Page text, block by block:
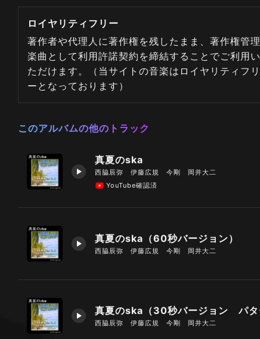
ロイヤリティフリー
著作者や代理人に著作権を残したまま、著作権管理
楽曲として利用許諾契約を締結することでご利用い
ただけます。（当サイトの音楽はロイヤリティフリ
ーとなっております）
このアルバムの他のトラック
真夏のska
西脇辰弥 伊藤広規 今剛 岡井大二
YouTube確認済
真夏のska（60秒バージョン）
西脇辰弥 伊藤広規 今剛 岡井大二
西脇辰弥 伊藤広規 今剛 岡井大二